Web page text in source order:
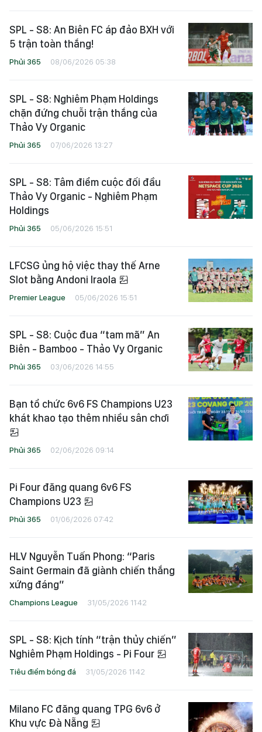
Phủi 365 11/06/2026 09:14
SPL - S8: An Biên FC áp đảo BXH với
Phủi 365 08/06/2026 05:38
SPL - S8: Nghiêm Phạm Holdings
chặn đứng chuỗi trận thắng của
Phủi 365 07/06/2026 13:27
SPL - S8: Tâm điểm cuộc đối đầu
Thảo Vy Organic - Nghiêm Phạm
Phủi 365 05/06/2026 15:51
LFCSG ủng hộ việc thay thế Arne
Premier League 05/06/2026 15:51
SPL - S8: Cuộc đua “tam mã” An
Phủi 365 03/06/2026 14:55
Bạn tổ chức 6v6 FS Champions U23
khát khao tạo thêm nhiều sân chơi
Phủi 365 02/06/2026 09:14
Pi Four đăng quang 6v6 FS
Phủi 365 01/06/2026 07:42
HLV Nguyễn Tuấn Phong: “Paris
Saint Germain đã giành chiến thắng
Champions League 31/05/2026 11:42
SPL - S8: Kịch tính “trận thủy chiến”
Tiêu điểm bóng đá 31/05/2026 11:42